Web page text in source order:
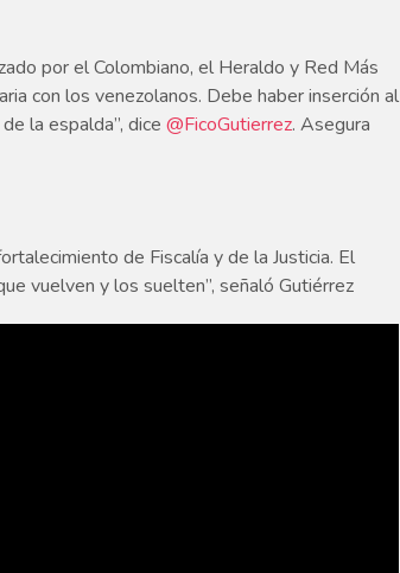
por el Colombiano, el Heraldo y Red Más
con los venezolanos. Debe haber inserción al
la espalda”, dice@FicoGutierrez. Asegura
de Fiscalía y de la Justicia. El
vuelven y los suelten”, señaló Gutiérrez